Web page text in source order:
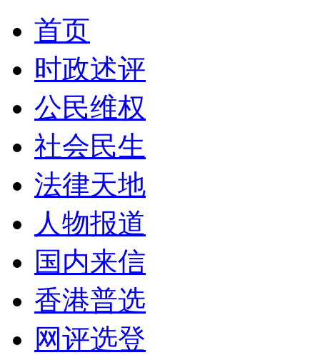
首页
时政述评
公民维权
社会民生
法律天地
人物报道
国内来信
香港普选
网评选登